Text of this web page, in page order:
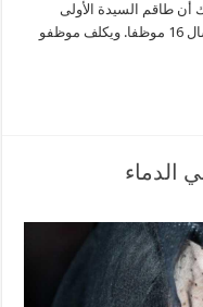
أن طاقم السيدة الأولى
الحالية 4 أربعة موظفين في حين كان لدى ميشال 16 موظفا. ويكلف موظفو
الدماء